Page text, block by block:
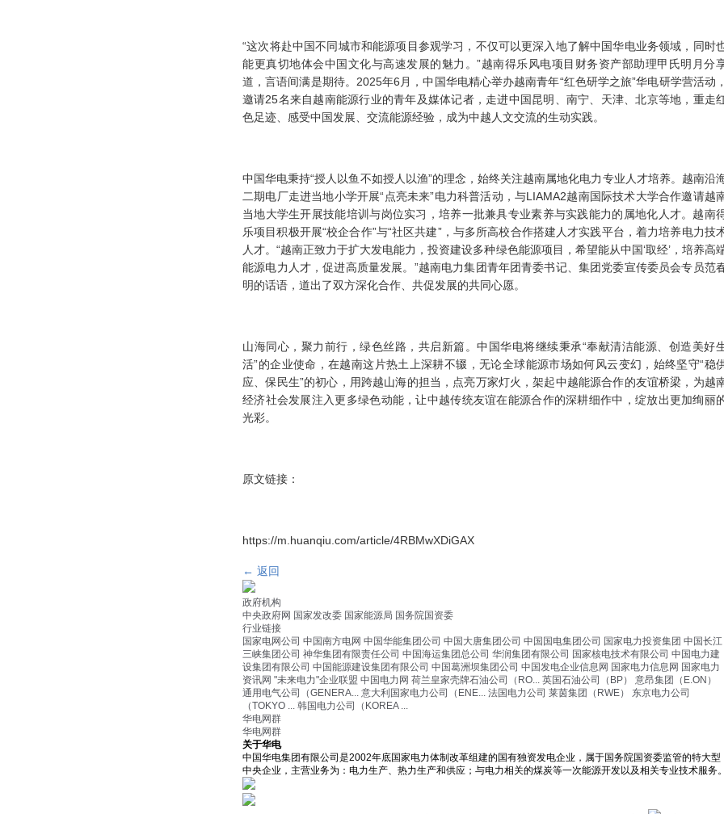
“这次将赴中国不同城市和能源项目参观学习，不仅可以更深入地了解中国华电业务领域，同时
能更真切地体会中国文化与高速发展的魅力。”越南得乐风电项目财务资产部助理甲氏明月分
道，言语间满是期待。2025年6月，中国华电精心举办越南青年“红色研学之旅”华电研学营活动，
邀请25名来自越南能源行业的青年及媒体记者，走进中国昆明、南宁、天津、北京等地，重走
色足迹、感受中国发展、交流能源经验，成为中越人文交流的生动实践。
中国华电秉持“授人以鱼不如授人以渔”的理念，始终关注越南属地化电力专业人才培养。越南沿
二期电厂走进当地小学开展“点亮未来”电力科普活动，与LIAMA2越南国际技术大学合作邀请越
当地大学生开展技能培训与岗位实习，培养一批兼具专业素养与实践能力的属地化人才。越南
乐项目积极开展“校企合作”与“社区共建”，与多所高校合作搭建人才实践平台，着力培养电力技
人才。“越南正致力于扩大发电能力，投资建设多种绿色能源项目，希望能从中国‘取经’，培养高
能源电力人才，促进高质量发展。”越南电力集团青年团青委书记、集团党委宣传委员会专员范
明的话语，道出了双方深化合作、共促发展的共同心愿。
山海同心，聚力前行，绿色丝路，共启新篇。中国华电将继续秉承“奉献清洁能源、创造美好
活”的企业使命，在越南这片热土上深耕不辍，无论全球能源市场如何风云变幻，始终坚守“稳
应、保民生”的初心，用跨越山海的担当，点亮万家灯火，架起中越能源合作的友谊桥梁，为越
经济社会发展注入更多绿色动能，让中越传统友谊在能源合作的深耕细作中，绽放出更加绚丽
光彩。
原文链接：
https://m.huanqiu.com/article/4RBMwXDiGAX
← 返回
政府机构
中央政府网 国家发改委 国家能源局 国务院国资委
行业链接
国家电网公司 中国南方电网 中国华能集团公司 中国大唐集团公司 中国国电集团公司 国家电力投资集团 中国长江
三峡集团公司 神华集团有限责任公司 中国海运集团总公司 华润集团有限公司 国家核电技术有限公司 中国电力建
设集团有限公司 中国能源建设集团有限公司 中国葛洲坝集团公司 中国发电企业信息网 国家电力信息网 国家电力
资讯网 "未来电力"企业联盟 中国电力网 荷兰皇家壳牌石油公司（RO... 英国石油公司（BP）
意昂集团（E.ON）
通用电气公司（GENERA... 意大利国家电力公司（ENE... 法国电力公司 莱茵集团（RWE）
东京电力公司
（TOKYO ... 韩国电力公司（KOREA ...
华电网群
华电网群
关于华电
中国华电集团有限公司是2002年底国家电力体制改革组建的国有独资发电企业，属于国务院国资委监管的特大型
中央企业，主营业务为：电力生产、热力生产和供应；与电力相关的煤炭等一次能源开发以及相关专业技术服务。